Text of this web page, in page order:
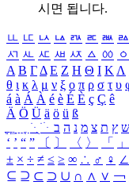
시면 됩니다.
ㅥ ㅦ ㅧ ㅨ ㅩ ㅪ ㅫ ㅬ
ㅺ ㅻ ㅼ ㅽ ㅾ ㅿ ㆀ ㆁ
Α Β ΓΔ Ε Ζ Η Θ Ι ΚΛ
θ ι κ λ μ ν ξ ο π ρ σ τ υ
á à Á À é è É È ç Ç ê
Ä Ö Ü ä ö ü ß
ִֶֹ ֻּ ׁׂ ש ץ ת צ מ נ ה ב
‘ ’ “ ” 〔 〕 〈 〉 「 」
± × ÷ ≠ ≤ ≥ ∞ ∴ ♂ ♀ ∠
⊆ ⊇ ⊂ ⊃ ∪ ∩ ∧ ∨ ￢